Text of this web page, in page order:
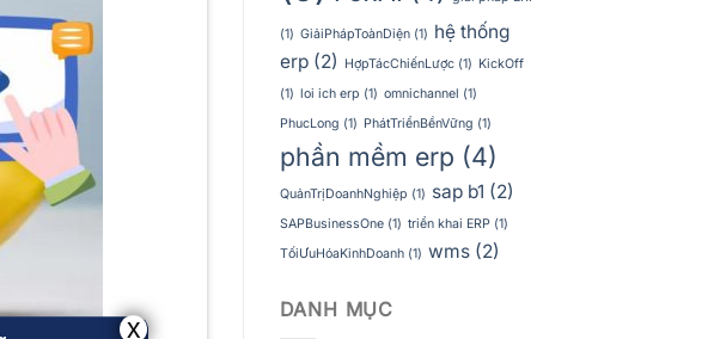
(1) GiảiPhápToànDiện(1) hệ thống
erp(2) HợpTácChiếnLược(1) KickOff
(1) loi ich erp (1) omnichannel (1)
PhucLong (1) PhátTriểnBềnVững (1)
phần mềm erp (4)
QuảnTrịDoanhNghiệp (1) sap b1 (2)
SAPBusinessOne(1) triển khai ERP(1)
TốiƯuHóaKinhDoanh(1) wms(2)
DANH MỤC